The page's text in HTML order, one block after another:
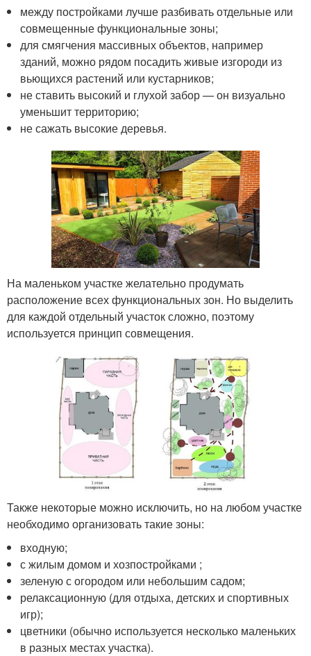
между постройками лучше разбивать отдельные или
совмещенные функциональные зоны;
для смягчения массивных объектов, например
зданий, можно рядом посадить живые изгороди из
вьющихся растений или кустарников;
не ставить высокий и глухой забор — он визуально
уменьшит территорию;
не сажать высокие деревья.
На маленьком участке желательно продумать
расположение всех функциональных зон. Но выделить
для каждой отдельный участок сложно, поэтому
используется принцип совмещения.
Также некоторые можно исключить, но на любом участке
необходимо организовать такие зоны:
входную;
с жилым домом и хозпостройками ;
зеленую с огородом или небольшим садом;
релаксационную (для отдыха, детских и спортивных
игр);
цветники (обычно используется несколько маленьких
в разных местах участка).